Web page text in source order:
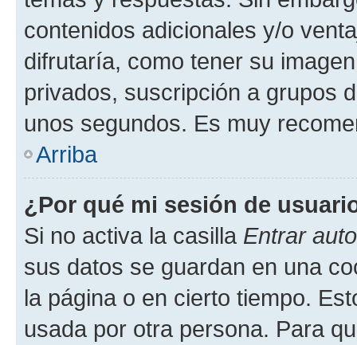
contenidos adicionales y/o
difrutaría, como tener su
privados, suscripción a grupos
unos segundos. Es muy
Arriba
¿Por qué mi sesión de
Si no activa la casilla Entrar
sus datos se guardan en una
la página o en cierto tiempo.
usada por otra persona. Para